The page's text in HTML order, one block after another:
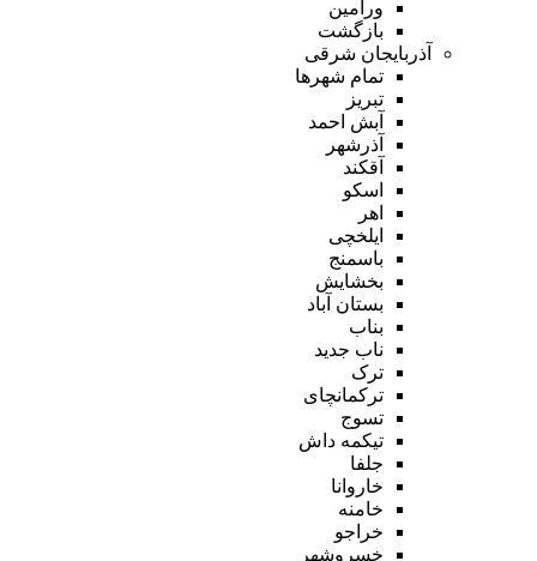
ورامین
بازگشت
آذربایجان شرقی
تمام شهر‌ها
تبریز
آبش احمد
آذرشهر
آقکند
اسکو
اهر
ایلخچی
باسمنج
بخشایش
بستان آباد
بناب
ناب جدید
ترک
ترکمانچای
تسوج
تیکمه داش
جلفا
خاروانا
خامنه
خراجو
خسروشهر